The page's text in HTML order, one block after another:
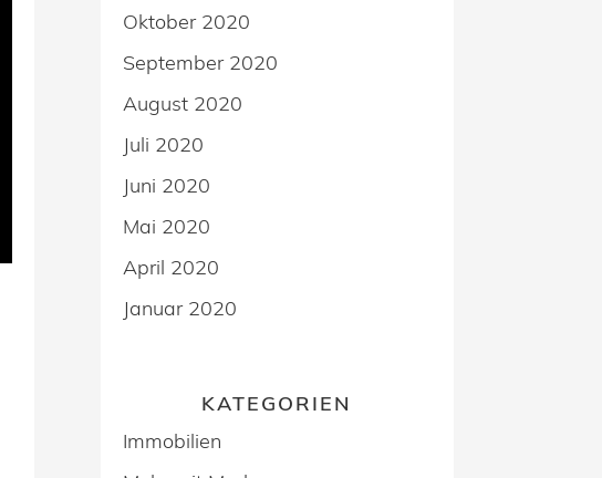
Oktober 2020
September 2020
August 2020
Juli 2020
Juni 2020
Mai 2020
April 2020
Januar 2020
KATEGORIEN
Immobilien